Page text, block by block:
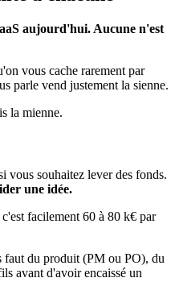
aujourd'hui. Aucune n'est
vous cache rarement par
parle vend justement la sienne.
la mienne.
vous souhaitez lever des fonds.
une idée.
facilement 60 à 80 k€ par
faut du produit (PM ou PO), du
avant d'avoir encaissé un